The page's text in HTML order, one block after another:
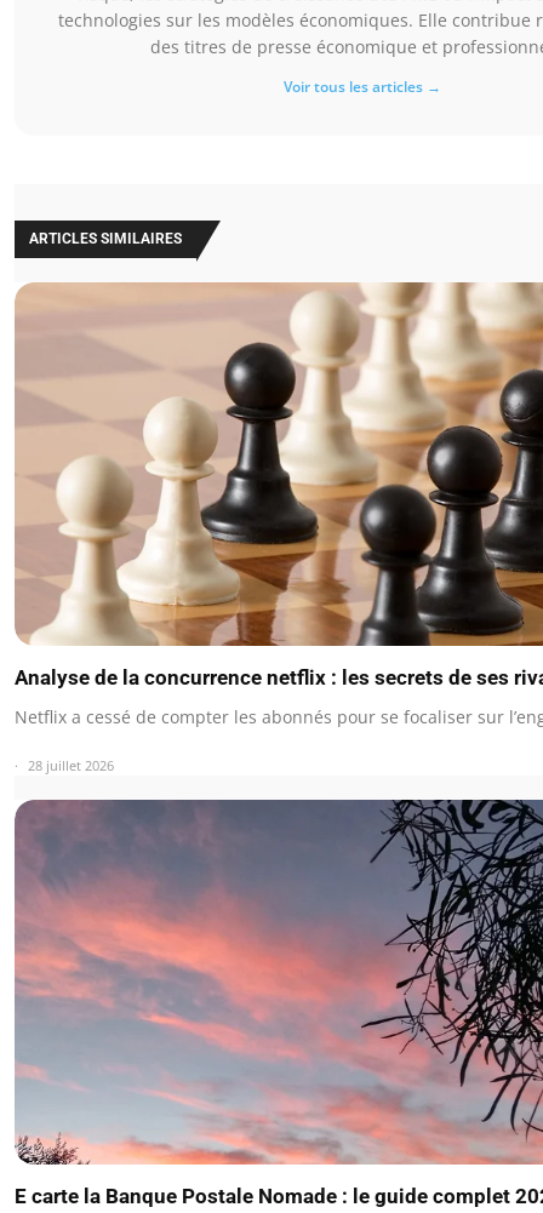
technologies sur les modèles économiques. Elle contribue
des titres de presse économique et
Voir tous les articles →
ARTICLES SIMILAIRES
Analyse de la concurrence netflix : les secrets de ses
Netflix a cessé de compter les abonnés pour se focaliser sur
28 juillet 2026
E carte la Banque Postale Nomade : le guide complet